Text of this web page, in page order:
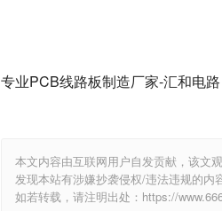
专业PCB线路板制造厂家-汇和电路
本文内容由互联网用户自发贡献，该文
发现本站有涉嫌抄袭侵权/违法违规的内
如若转载，请注明出处：https://